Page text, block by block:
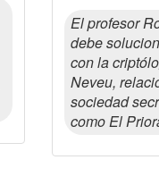
El profesor
debe
con la
Neveu,
sociedad
como El